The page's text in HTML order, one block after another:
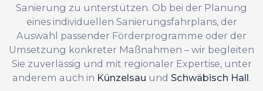
Sanierung zu unterstützen. Ob bei der Planung
eines individuellen Sanierungsfahrplans, der
Auswahl passender Förderprogramme oder der
Umsetzung konkreter Maßnahmen – wir begleiten
Sie zuverlässig und mit regionaler Expertise, unter
anderem auch in Künzelsau und Schwäbisch Hall.